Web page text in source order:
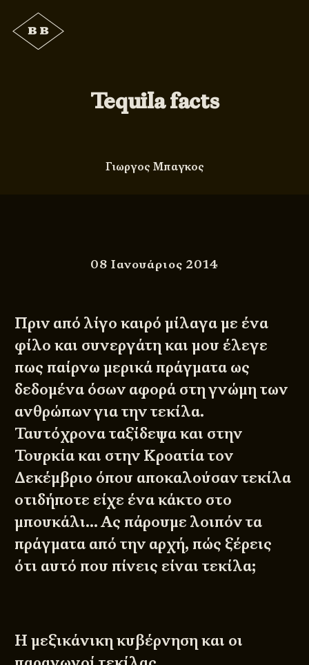
Tequila facts
Γιωργος Μπαγκος
08 Ιανουάριος 2014
Πριν από λίγο καιρό μίλαγα με ένα
φίλο και συνεργάτη και μου έλεγε
πως παίρνω μερικά πράγματα ως
δεδομένα όσων αφορά στη γνώμη των
ανθρώπων για την τεκίλα.
Ταυτόχρονα ταξίδεψα και στην
Τουρκία και στην Κροατία τον
Δεκέμβριο όπου αποκαλούσαν τεκίλα
οτιδήποτε είχε ένα κάκτο στο
μπουκάλι… Ας πάρουμε λοιπόν τα
πράγματα από την αρχή, πώς ξέρεις
ότι αυτό που πίνεις είναι τεκίλα;
Η μεξικάνικη κυβέρνηση και οι